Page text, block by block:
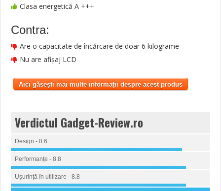
Clasa energetică A +++
Contra:
Are o capacitate de încărcare de doar 6 kilograme
Nu are afişaj LCD
Aici găsești mai multe informații despre acest produs
Verdictul Gadget-Review.ro
Design - 8.6
Performanțe - 8.8
Ușurință în utilizare - 8.8